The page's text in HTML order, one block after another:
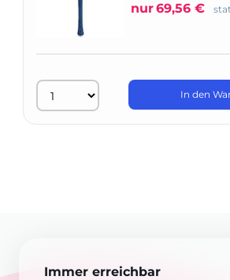
nur69,56 €
In den
Immer erreichbar